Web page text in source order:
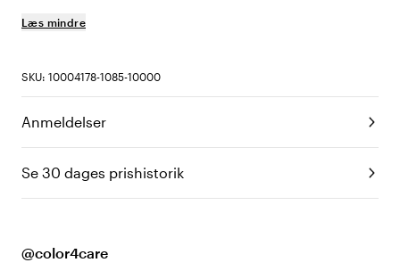
Læs mindre
SKU: 10004178-1085-10000
Anmeldelser
Se 30 dages prishistorik
@color4care